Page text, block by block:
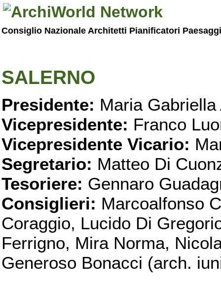
Consiglio Nazionale Architetti Pianificatori
SALERNO
Presidente: Maria Gabriella
Vicepresidente: Franco
Vicepresidente Vicario:
Segretario: Matteo Di
Tesoriere: Gennaro
Consiglieri: Marcoalfonso
Coraggio, Lucido Di
Ferrigno, Mira Norma,
Generoso Bonacci (arch.